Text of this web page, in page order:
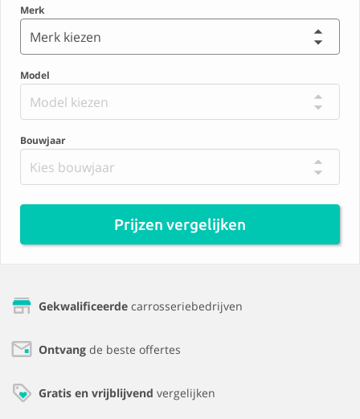
Merk
Merk kiezen
Model
Model kiezen
Bouwjaar
Kies bouwjaar
Prijzen vergelijken
Gekwalificeerde carrosseriebedrijven
Ontvang de beste offertes
Gratis en vrijblijvend vergelijken